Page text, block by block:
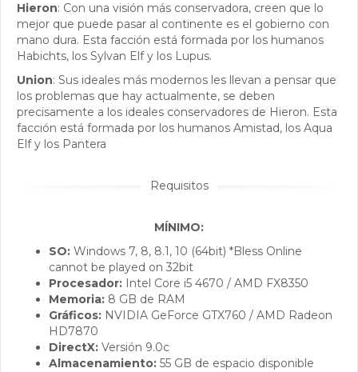
Hieron: Con una visión más conservadora, creen que lo
mejor que puede pasar al continente es el gobierno con
mano dura. Esta facción está formada por los humanos
Habichts, los Sylvan Elf y los Lupus.
Union: Sus ideales más modernos les llevan a pensar que
los problemas que hay actualmente, se deben
precisamente a los ideales conservadores de Hieron. Esta
facción está formada por los humanos Amistad, los Aqua
Elf y los Pantera
Requisitos
MÍNIMO:
SO: Windows 7, 8, 8.1, 10 (64bit) *Bless Online
cannot be played on 32bit
Procesador: Intel Core i5 4670 / AMD FX8350
Memoria: 8 GB de RAM
Gráficos: NVIDIA GeForce GTX760 / AMD Radeon
HD7870
DirectX: Versión 9.0c
Almacenamiento: 55 GB de espacio disponible